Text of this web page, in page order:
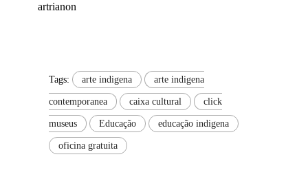
artrianon
Tags: arte indigena arte indigena
contemporanea caixa cultural click
museus Educação educação indigena
oficina gratuita